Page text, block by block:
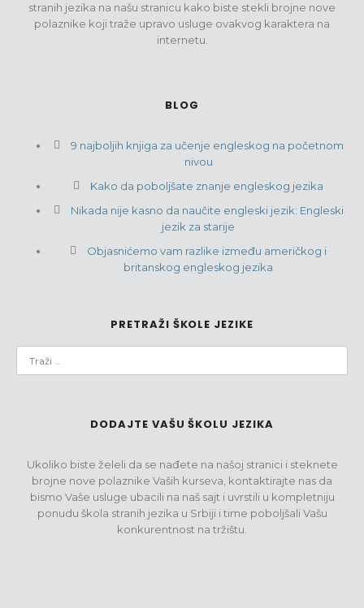
stranih jezika na našu stranicu kako biste stekli brojne nove
polaznike koji traže upravo usluge ovakvog karaktera na
internetu.
BLOG
9 najboljih knjiga za učenje engleskog na početnom
nivou
Kako da poboljšate znanje engleskog jezika
Nikada nije kasno da naučite engleski jezik: Engleski
jezik za starije
Objasnićemo vam razlike između američkog i
britanskog engleskog jezika
PRETRAŽI ŠKOLE JEZIKE
DODAJTE VAŠU ŠKOLU JEZIKA
Ukoliko biste želeli da se nađete na našoj stranici i steknete
brojne nove polaznike Vaših kurseva, kontaktirajte nas da
bismo Vaše usluge ubacili na naš sajt i uvrstili u kompletniju
ponudu škola stranih jezika u Srbiji i time poboljšali Vašu
konkurentnost na tržištu.